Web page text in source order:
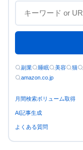
副業 睡眠 美容 猫
amazon.co.jp
月間検索ボリューム取得
AI記事生成
よくある質問